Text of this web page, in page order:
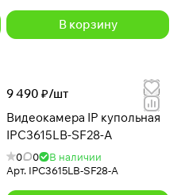
В корзину
9 490 ₽/шт
Видеокамера IP купольная
IPC3615LB-SF28-A
0 0
В наличии
Арт. IPC3615LB-SF28-A